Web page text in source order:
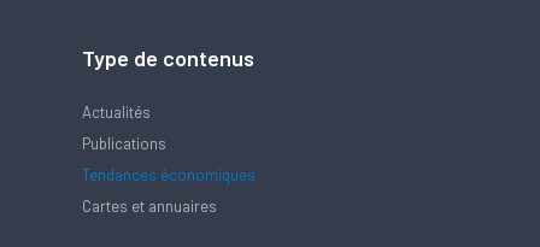
Type de contenus
Actualités
Publications
Tendances économiques
Cartes et annuaires